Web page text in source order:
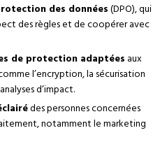
des données(DPO), qui
des règles et de coopérer avec
de protection adaptées aux
l’encryption, la sécurisation
d’impact.
des personnes concernées
notamment le marketing